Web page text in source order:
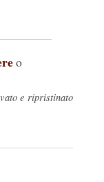
o
e ripristinato